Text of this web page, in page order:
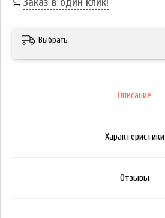
Выбрать
Описание
Характеристики
Отзывы